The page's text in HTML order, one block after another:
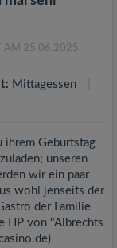
AM 25.06.2025
Mittagessen
ihrem Geburtstag
unseren
wir ein paar
wohl jenseits der
der Familie
HP von "Albrechts